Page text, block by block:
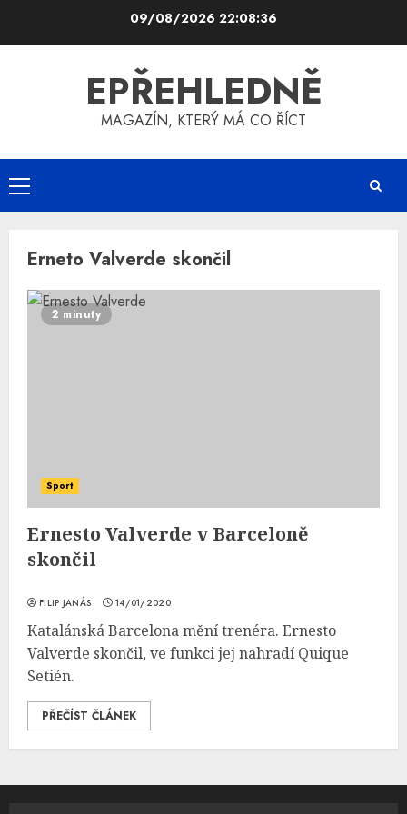
09/08/2026 22:08:36
EPŘEHLEDNĚ
MAGAZÍN, KTERÝ MÁ CO ŘÍCT
Primary
Menu
Erneto Valverde skončil
2 minuty
Sport
Ernesto Valverde v Barceloně
skončil
FILIP JANÁS 14/01/2020
Katalánská Barcelona mění trenéra. Ernesto
Valverde skončil, ve funkci jej nahradí Quique
Setién.
PŘEČÍST ČLÁNEK